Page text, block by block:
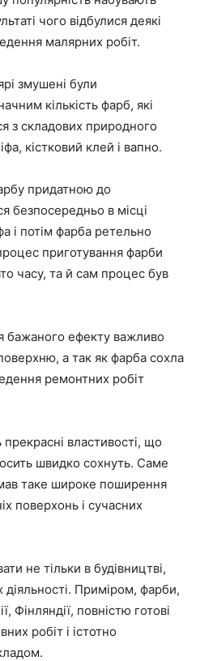
чого відбулися деякі
малярних робіт.
змушені були
кількість фарб, які
з складових природного
кістковий клей і вапно.
придатною до
безпосередньо в місці
і потім фарба ретельно
приготування фарби
часу, та й сам процес був
бажаного ефекту важливо
а так як фарба сохла
ремонтних робіт
властивості, що
швидко сохнуть. Саме
таке широке поширення
поверхонь і сучасних
не тільки в будівництві,
Приміром, фарби,
Фінляндії, повністю готові
робіт і істотно